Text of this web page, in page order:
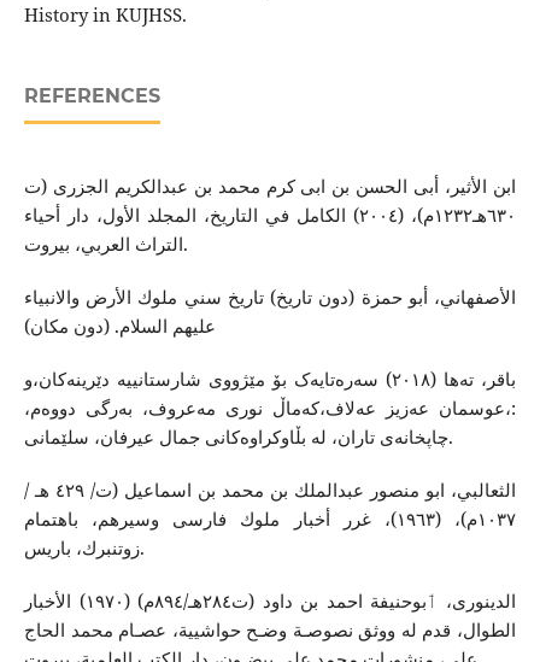
History in KUJHSS.
REFERENCES
ابن الأثیر، أبی الحسن بن ابی كرم محمد بن عبدالكریم الجزری (ت
٦٣٠هـ١٢٣٢م)، (٢٠٠٤) الکامل في التاریخ، المجلد الأول، دار أحیاء
التراث العربي، بیروت.
الأصفهاني، أبو حمزة (دون تاریخ) تاريخ سني ملوك الأرض والانبياء
عليهم السلام. (دون مکان)
باقر، تەها (٢٠١٨) سەرەتایەک بۆ مێژووی شارستانییە دێرینەکان،و
:،عوسمان عەزیز عەلاف،کەماڵ نوری مەعروف، بەرگی دووەم،
چاپخانەی تاران، لە بڵاوکراوەکانی جمال عيرفان، سلێمانی.
الثعالبي، ابو منصور عبدالملك بن محمد بن اسماعیل (ت/ ٤٢٩ هـ /
١٠٣٧م)، (١٩٦٣)، غرر أخبار ملوك فارسی وسیرهم، باهتمام
زوتنبرك، باریس.
الدینوری، ٲبوحنیفة احمد بن داود (ت٢٨٤هـ/٨٩٤م) (١٩٧٠) الأخبار
الطوال، قدم له ووثق نصوصـة وضـح حواشییة، عصـام محمد الحاج